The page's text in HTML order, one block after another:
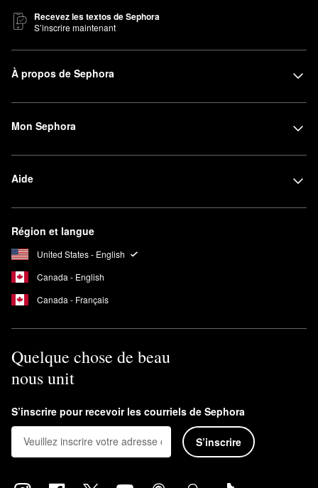
Recevez les textos de Sephora
S’inscrire maintenant
À propos de Sephora
Mon Sephora
Aide
Région et langue
United States - English
Canada - English
Canada - Français
Quelque chose de beau
nous unit
S’inscrire pour recevoir les courriels de Sephora
S’inscrire